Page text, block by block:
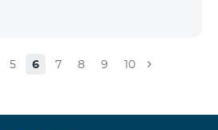
5 6 7 8 9 10